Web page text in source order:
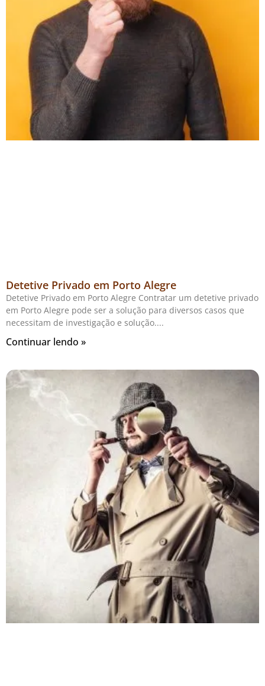
Detetive Privado em Porto Alegre
Detetive Privado em Porto Alegre Contratar um detetive privado
em Porto Alegre pode ser a solução para diversos casos que
necessitam de investigação e solução.
Continuar lendo »